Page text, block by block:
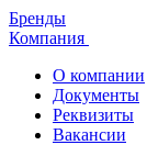
Бренды
Компания
О компании
Документы
Реквизиты
Вакансии